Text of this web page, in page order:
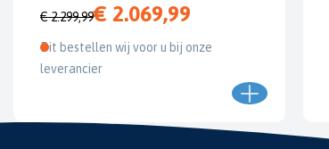
€ 2.299,99€ 2.069,99
Dit bestellen wij voor u bij onze
leverancier